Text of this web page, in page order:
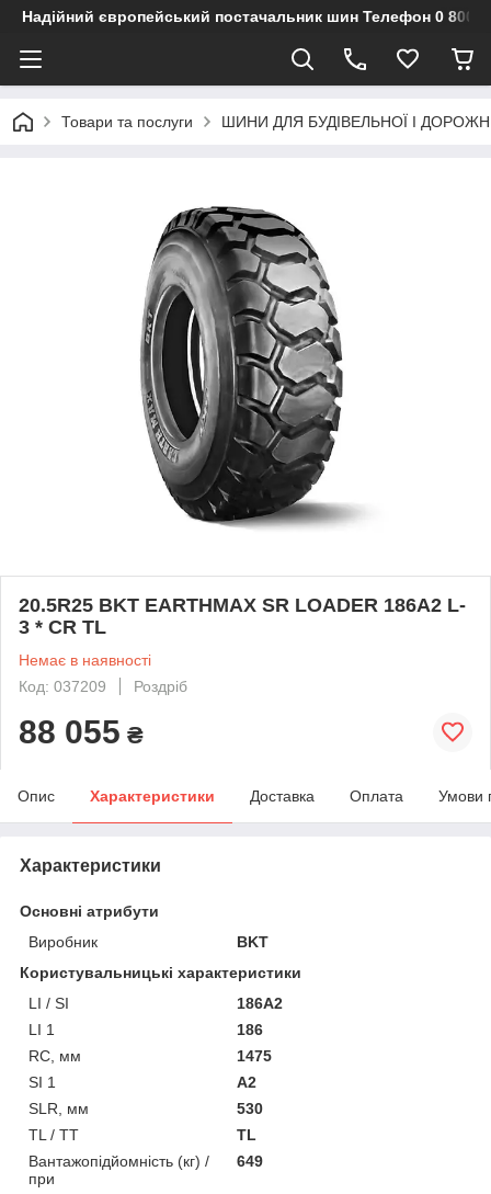
Надійний європейський постачальник шин Телефон 0 800
Товари та послуги ШИНИ ДЛЯ БУДІВЕЛЬНОЇ І
20.5R25 BKT EARTHMAX SR LOADER 186A2 L-
3 * CR TL
Немає в наявності
Код: 037209
Роздріб
88 055 ₴
Опис Характеристики Доставка Оплата Умови
Характеристики
Основні атрибути
Виробник
BKT
Користувальницькі характеристики
LI / SI
186A2
LI 1
186
RC, мм
1475
SI 1
A2
SLR, мм
530
TL / TT
TL
Вантажопідйомність (кг) /
при
649